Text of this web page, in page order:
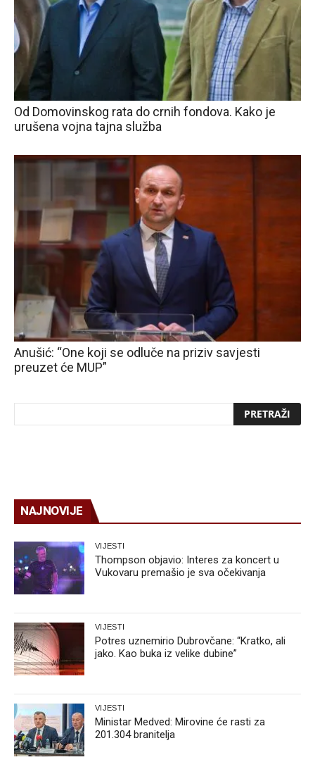
Od Domovinskog rata do crnih fondova. Kako je
urušena vojna tajna služba
Anušić: “One koji se odluče na priziv savjesti
preuzet će MUP”
NAJNOVIJE
VIJESTI
Thompson objavio: Interes za koncert u
Vukovaru premašio je sva očekivanja
VIJESTI
Potres uznemirio Dubrovčane: “Kratko, ali
jako. Kao buka iz velike dubine”
VIJESTI
Ministar Medved: Mirovine će rasti za
201.304 branitelja